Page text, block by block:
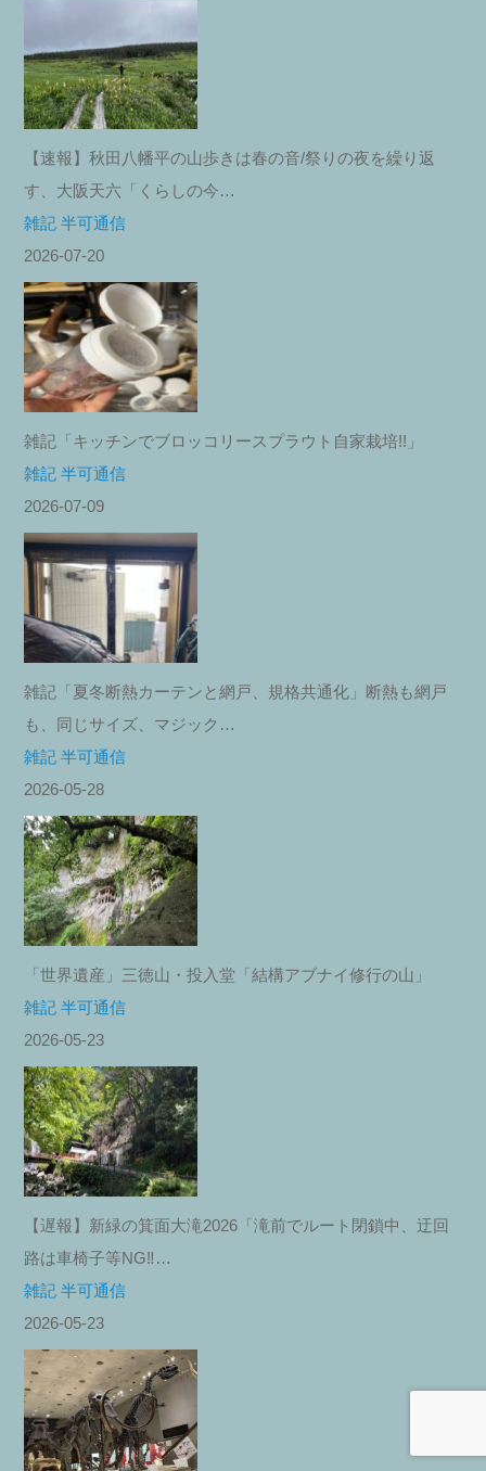
【速報】秋田八幡平の山歩きは春の音/祭りの夜を繰り返
す、大阪天六「くらしの今…
雑記 半可通信
2026-07-20
雑記「キッチンでブロッコリースプラウト自家栽培!!」
雑記 半可通信
2026-07-09
雑記「夏冬断熱カーテンと網戸、規格共通化」断熱も網戸
も、同じサイズ、マジック…
雑記 半可通信
2026-05-28
「世界遺産」三徳山・投入堂「結構アブナイ修行の山」
雑記 半可通信
2026-05-23
【遅報】新緑の箕面大滝2026「滝前でルート閉鎖中、迂回
路は車椅子等NG‼︎…
雑記 半可通信
2026-05-23